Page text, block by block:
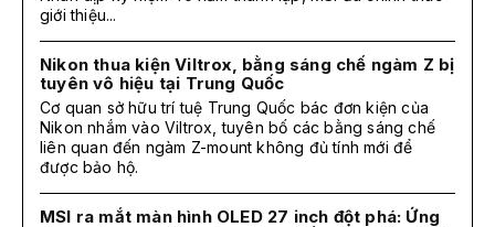
giới thiệu...
Nikon thua kiện Viltrox, bằng sáng chế ngàm Z bị
tuyên vô hiệu tại Trung Quốc
Cơ quan sở hữu trí tuệ Trung Quốc bác đơn kiện của
Nikon nhắm vào Viltrox, tuyên bố các bằng sáng chế
liên quan đến ngàm Z-mount không đủ tính mới để
được bảo hộ.
MSI ra mắt màn hình OLED 27 inch đột phá: Ứng